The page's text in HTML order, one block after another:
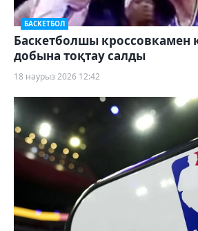
БАСКЕТБОЛ
Баскетболшы кроссовкамен
добына тоқтау салды
18 наурыз 2026 12:42